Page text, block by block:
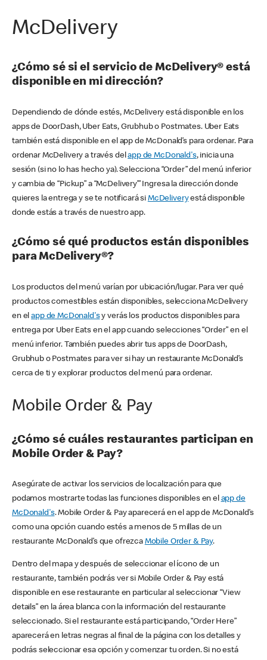
McDelivery
¿Cómo sé si el servicio de McDelivery® está
disponible en mi dirección?
Dependiendo de dónde estés, McDelivery está disponible en los
apps de DoorDash, Uber Eats, Grubhub o Postmates. Uber Eats
también está disponible en el app de McDonald’s para ordenar. Para
ordenar McDelivery a través delapp de McDonald's, inicia una
sesión (si no lo has hecho ya). Selecciona “Order” del menú inferior
y cambia de “Pickup” a “McDelivery’” Ingresa la dirección donde
quieres la entrega y se te notificará si McDeliveryestá disponible
donde estás a través de nuestro app.
¿Cómo sé qué productos están disponibles
para McDelivery®?
Los productos del menú varían por ubicación/lugar. Para ver qué
productos comestibles están disponibles, selecciona McDelivery
en elapp de McDonald'sy verás los productos disponibles para
entrega por Uber Eats en el app cuando selecciones “Order” en el
menú inferior. También puedes abrir tus apps de DoorDash,
Grubhub o Postmates para ver si hay un restaurante McDonald’s
cerca de ti y explorar productos del menú para ordenar.
Mobile Order & Pay
¿Cómo sé cuáles restaurantes participan en
Mobile Order & Pay?
Asegúrate de activar los servicios de localización para que
podamos mostrarte todas las funciones disponibles en el app de
McDonald's. Mobile Order & Pay aparecerá en el app de McDonald’s
como una opción cuando estés a menos de 5 millas de un
restaurante McDonald’s que ofrezca Mobile Order & Pay.
Dentro del mapa y después de seleccionar el ícono de un
restaurante, también podrás ver si Mobile Order & Pay está
disponible en ese restaurante en particular al seleccionar “View
details” en la área blanca con la información del restaurante
seleccionado. Si el restaurante está participando, “Order Here”
aparecerá en letras negras al final de la página con los detalles y
podrás seleccionar esa opción y comenzar tu orden. Si no está